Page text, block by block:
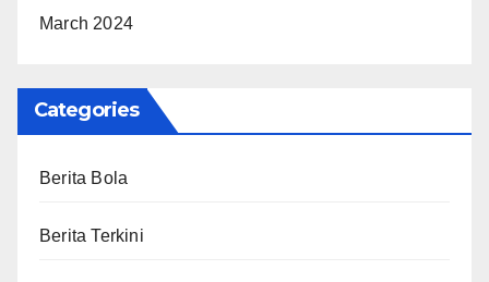
March 2024
Categories
Berita Bola
Berita Terkini